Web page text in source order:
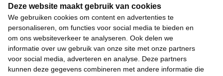
Deze website maakt gebruik van cookies
We gebruiken cookies om content en advertenties te
personaliseren, om functies voor social media te bieden en
om ons websiteverkeer te analyseren. Ook delen we
informatie over uw gebruik van onze site met onze partners
voor social media, adverteren en analyse. Deze partners
kunnen deze gegevens combineren met andere informatie die
Snel
Over de beweging
Algemeen